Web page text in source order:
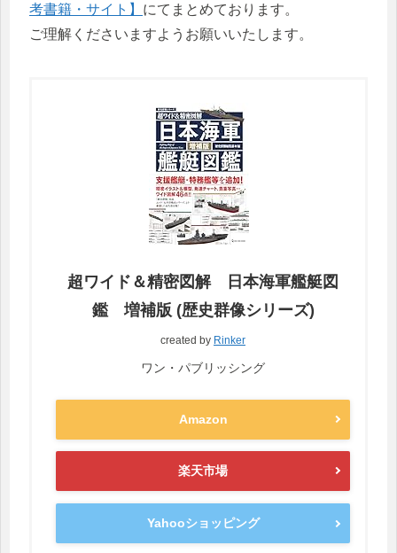
考書籍・サイト】 にてまとめております。
ご理解くださいますようお願いいたします。
超ワイド＆精密図解 日本海軍艦艇図
鑑 増補版 (歴史群像シリーズ)
created by Rinker
ワン・パブリッシング
Amazon
楽天市場
Yahooショッピング